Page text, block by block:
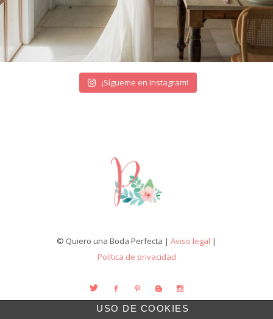
¡Sígueme en Instagram!
© Quiero una Boda Perfecta | Aviso legal |
Política de privacidad
USO DE COOKIES